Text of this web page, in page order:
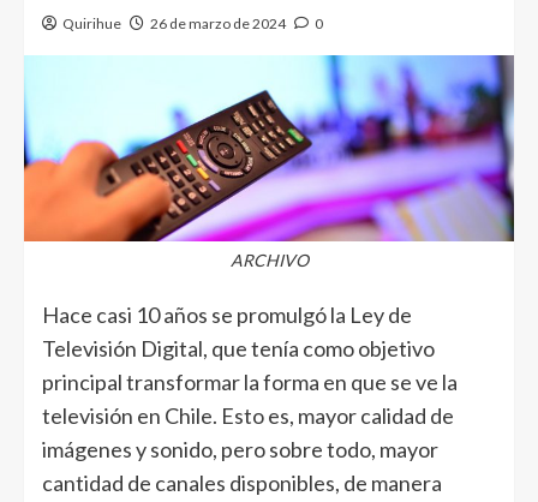
Quirihue 26 de marzo de 2024 0
ARCHIVO
Hace casi 10 años se promulgó la Ley de
Televisión Digital, que tenía como objetivo
principal transformar la forma en que se ve la
televisión en Chile. Esto es, mayor calidad de
imágenes y sonido, pero sobre todo, mayor
cantidad de canales disponibles, de manera